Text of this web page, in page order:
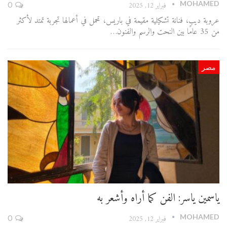
MOHAMED فبراير 12, 2025
عروبة ديب، فنانة تشكيلية مقيمة في باريس، تحمل في أعمالها تجربة تمتد لأكثر
من 35 عامًا بين النحت والرسم والفنون…
مصر
ياسمين ياسر: الفن كما أراه وأشعر به
MOHAMED فبراير 12, 2025